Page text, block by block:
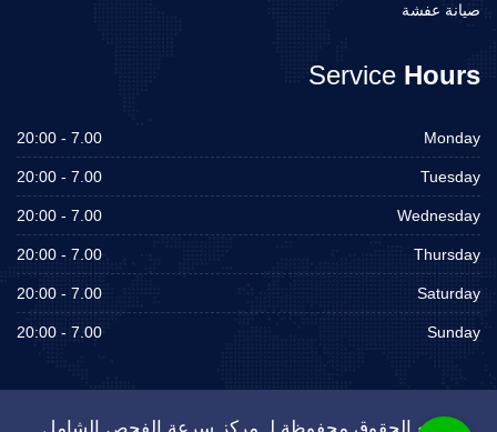
صيانة عفشة
Service Hours
Monday
7.00 - 20:00
Tuesday
7.00 - 20:00
Wednesday
7.00 - 20:00
Thursday
7.00 - 20:00
Saturday
7.00 - 20:00
Sunday
7.00 - 20:00